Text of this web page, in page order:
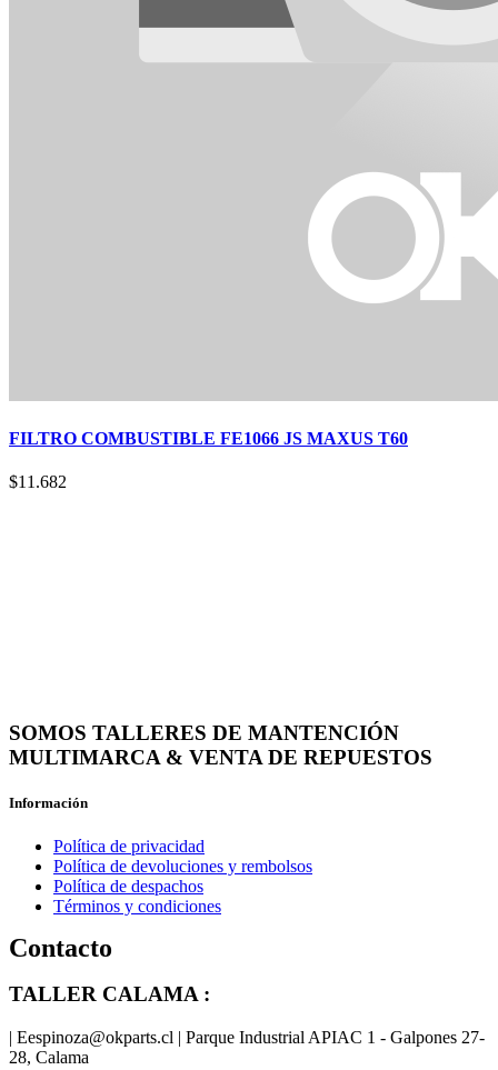
FILTRO COMBUSTIBLE FE1066 JS MAXUS T60
$11.682
SOMOS TALLERES DE MANTENCIÓN
MULTIMARCA & VENTA DE REPUESTOS
Información
Política de privacidad
Política de devoluciones y rembolsos
Política de despachos
Términos y condiciones
Contacto
TALLER CALAMA :
| Eespinoza@okparts.cl | Parque Industrial APIAC 1 - Galpones 27-
28, Calama